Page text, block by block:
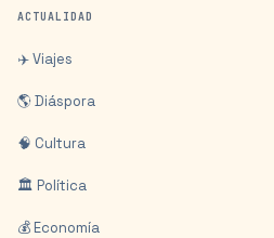
ACTUALIDAD
✈️ Viajes
🌎 Diáspora
🧠 Cultura
🏛️ Política
💰 Economía